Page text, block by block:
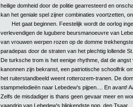
heilige domheid door de politie gearresteerd en
kan het geniale spel zijner combinaties voortzetten,
Het gaat beginnen. Feestelijk wordt de oorlog
verlevendigen de lugubere beursmanoeuvre van
van vrouwen werpen rozen op de domme
paradepas door de straten van het plechtig lollende
De turksche trom is het eenige rhythme, dat de
kanonnen zijn bekranst, een patriotische schoolfrik
het ruiterstandbeeld weent rotterozem-tranen. De
stampmelodieën naar Lebedew's pijpen.... En avant!
Zelfs de misdadiger is thans geen gevaar meer en
vaandrig van Lebedew's blinkendste pop, den Tsaar.